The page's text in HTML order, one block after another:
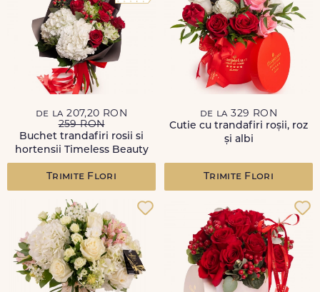
de la 207,20 RON
259 RON
Buchet trandafiri rosii si
hortensii Timeless Beauty
Trimite Flori
de la 329 RON
Cutie cu trandafiri roșii, roz
și albi
Trimite Flori